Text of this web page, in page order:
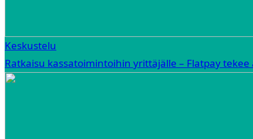
Keskustelu
Ratkaisu kassatoimintoihin yrittäjälle – Flatpay